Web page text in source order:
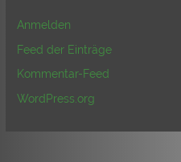
Anmelden
Feed der Einträge
Kommentar-Feed
WordPress.org